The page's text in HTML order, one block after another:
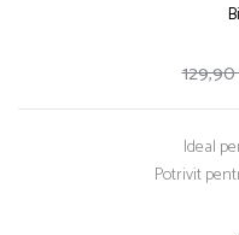
Ideal
Potrivit